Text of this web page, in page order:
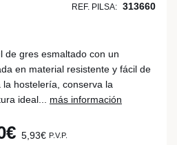
REF. PILSA: 313660
de gres esmaltado con un
en material resistente y fácil de
hostelería, conserva la
ideal... más información
5,93€ P.V.P.